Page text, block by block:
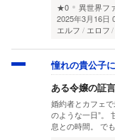
★0
異世界フ
2025年3月16日
エルフ
エロフ
憧れの貴公子
ある令嬢の証言
婚約者とカフェ
のような一日”。
息との時間。 で